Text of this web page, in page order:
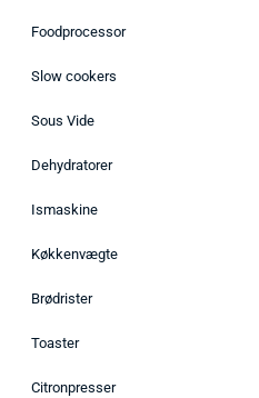
Foodprocessor
Slow cookers
Sous Vide
Dehydratorer
Ismaskine
Køkkenvægte
Brødrister
Toaster
Citronpresser